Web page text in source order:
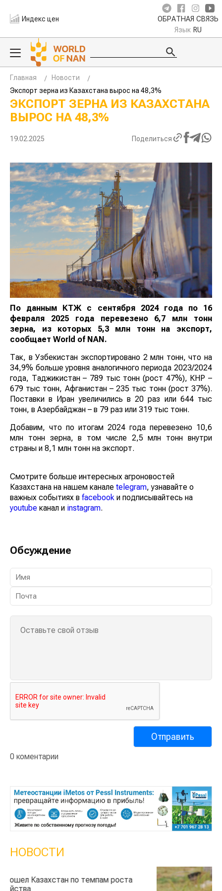
Индекс цен ОБРАТНАЯ СВЯЗЬ
Язык RU
Главная
Новости
Экспорт зерна из Казахстана вырос на 48,3%
ЭКСПОРТ ЗЕРНА ИЗ КАЗАХСТАНА
ВЫРОС НА 48,3%
19.02.2025 Поделиться
По данным КТЖ с сентября 2024 года по 16
февраля 2025 года перевезено 6,7 млн тонн
зерна, из которых 5,3 млн тонн на экспорт,
сообщает World of NAN.
Так, в Узбекистан экспортировано 2 млн тонн, что на
34,9% больше уровня аналогичного периода 2023/2024
года, Таджикистан – 789 тыс тонн (рост 47%), КНР –
679 тыс тонн, Афганистан – 235 тыс тонн (рост 37%).
Поставки в Иран увеличились в 20 раз или 644 тыс
тонн, в Азербайджан – в 79 раз или 319 тыс тонн.
Добавим, что по итогам 2024 года перевезено 10,6
млн тонн зерна, в том числе 2,5 млн тонн внутри
страны и 8,1 млн тонн на экспорт.
Смотрите больше интересных агроновостей
Казахстана на нашем канале telegram, узнавайте о
важных событиях в facebook и подписывайтесь на
youtube канал и instagram.
Обсуждение
0 коментарии
НОВОСТИ